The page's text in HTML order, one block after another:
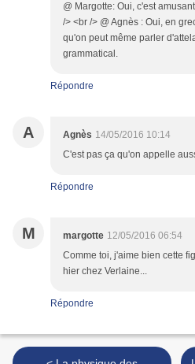
@ Margotte: Oui, c'est
/> <br /> @ Agnès : Oui, en
qu'on peut même parler
grammatical.
Répondre
A Agnès 14/05/2016 10:14
C'est pas ça qu'on appelle
Répondre
M margotte 12/05/2016 06:54
Comme toi, j'aime bien cette
hier chez Verlaine...
Répondre